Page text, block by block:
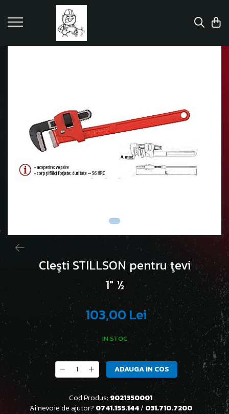
Cleşti STILLSON pentru ţevi
1" ½
103,00 Lei
IN STOC
ADAUGA IN COS
Cod Produs: 9021350001
Ai nevoie de ajutor? 0741.155.144/ 031.710.7200